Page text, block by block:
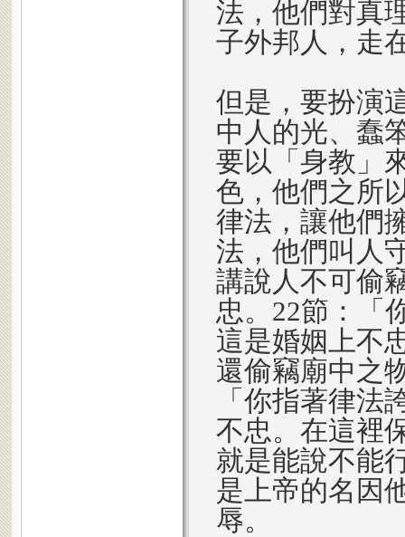
法，他們對真
子外邦人，走
但是，要扮演
中人的光、蠢
要以「身教」
色，他們之所
律法，讓他們
法，他們叫人
講說人不可偷
忠。22節：「
這是婚姻上不
還偷竊廟中之
「你指著律法
不忠。在這裡
就是能說不能
是上帝的名因
辱。